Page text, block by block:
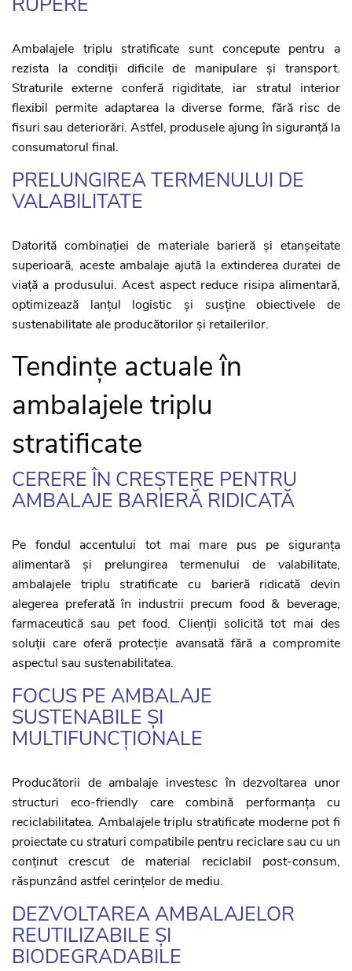
Ambalajele triplu stratificate sunt concepute pentru a
rezista la condiții dificile de manipulare și transport.
Straturile externe conferă rigiditate, iar stratul interior
flexibil permite adaptarea la diverse forme, fără risc de
fisuri sau deteriorări. Astfel, produsele ajung în siguranță la
consumatorul final.
PRELUNGIREA TERMENULUI DE
VALABILITATE
Datorită combinației de materiale barieră și etanșeitate
superioară, aceste ambalaje ajută la extinderea duratei de
viață a produsului. Acest aspect reduce risipa alimentară,
optimizează lanțul logistic și susține obiectivele de
sustenabilitate ale producătorilor și retailerilor.
Tendințe actuale în
ambalajele triplu
stratificate
CERERE ÎN CREȘTERE PENTRU
AMBALAJE BARIERĂ RIDICATĂ
Pe fondul accentului tot mai mare pus pe siguranța
alimentară și prelungirea termenului de valabilitate,
ambalajele triplu stratificate cu barieră ridicată devin
alegerea preferată în industrii precum food & beverage,
farmaceutică sau pet food. Clienții solicită tot mai des
soluții care oferă protecție avansată fără a compromite
aspectul sau sustenabilitatea.
FOCUS PE AMBALAJE
SUSTENABILE ȘI
MULTIFUNCȚIONALE
Producătorii de ambalaje investesc în dezvoltarea unor
structuri eco-friendly care combină performanța cu
reciclabilitatea. Ambalajele triplu stratificate moderne pot fi
proiectate cu straturi compatibile pentru reciclare sau cu un
conținut crescut de material reciclabil post-consum,
răspunzând astfel cerințelor de mediu.
DEZVOLTAREA AMBALAJELOR
REUTILIZABILE ȘI
BIODEGRADABILE